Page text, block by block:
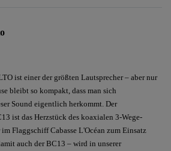
ist einer der größten Lautsprecher – aber nur
bleibt so kompakt, dass man sich
Sound eigentlich herkommt. Der
ist das Herzstück des koaxialen 3-Wege-
Flaggschiff Cabasse L'Océan zum Einsatz
auch der BC13 – wird in unserer